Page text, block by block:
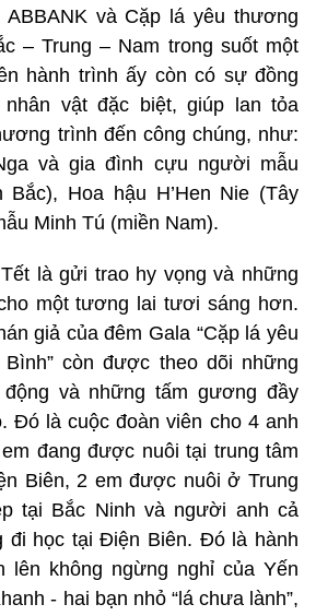
ABBANK và Cặp lá yêu thương
– Trung – Nam trong suốt một
hành trình ấy còn có sự đồng
nhân vật đặc biệt, giúp lan tỏa
trình đến công chúng, như:
và gia đình cựu người mẫu
Bắc), Hoa hậu H’Hen Nie (Tây
Minh Tú (miền Nam).
là gửi trao hy vọng và những
một tương lai tươi sáng hơn.
giả của đêm Gala “Cặp lá yêu
còn được theo dõi những
và những tấm gương đầy
Đó là cuộc đoàn viên cho 4 anh
đang được nuôi tại trung tâm
Biên, 2 em được nuôi ở Trung
tại Bắc Ninh và người anh cả
đi học tại Điện Biên. Đó là hành
không ngừng nghỉ của Yến
- hai bạn nhỏ “lá chưa lành”,